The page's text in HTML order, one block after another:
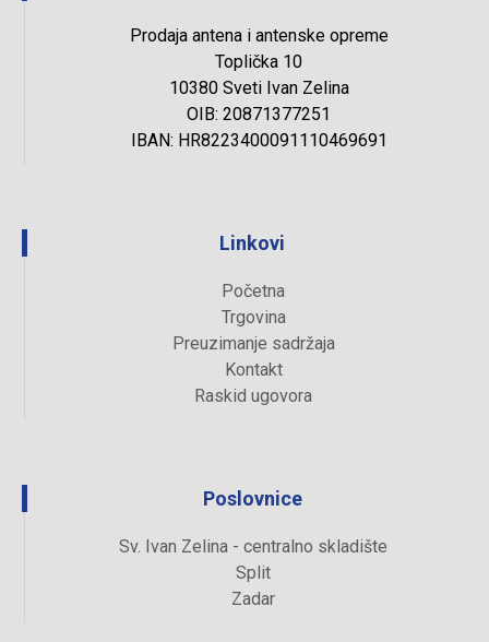
Prodaja antena i antenske opreme
Toplička 10
10380 Sveti Ivan Zelina
OIB: 20871377251
IBAN: HR8223400091110469691
Linkovi
Početna
Trgovina
Preuzimanje sadržaja
Kontakt
Raskid ugovora
Poslovnice
Sv. Ivan Zelina - centralno skladište
Split
Zadar